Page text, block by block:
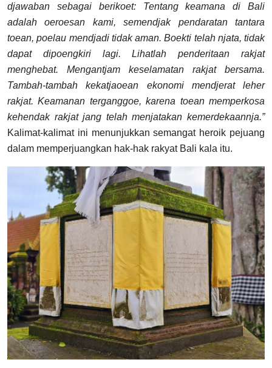
djawaban sebagai berikoet: Tentang keamana di Bali
adalah oeroesan kami, semendjak pendaratan tantara
toean, poelau mendjadi tidak aman. Boekti telah njata, tidak
dapat dipoengkiri lagi. Lihatlah penderitaan rakjat
menghebat. Mengantjam keselamatan rakjat bersama.
Tambah-tambah kekatjaoean ekonomi mendjerat leher
rakjat. Keamanan terganggoe, karena toean memperkosa
kehendak rakjat jang telah menjatakan kemerdekaannja.”
Kalimat-kalimat ini menunjukkan semangat heroik pejuang
dalam memperjuangkan hak-hak rakyat Bali kala itu.